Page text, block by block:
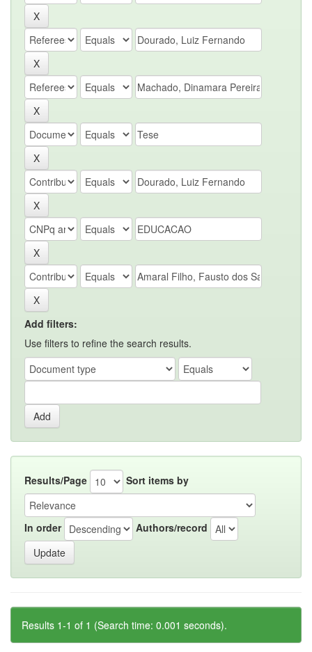
Add filters:
Use filters to refine the search results.
Results/Page Sort items by
In order Authors/record
Results 1-1 of 1 (Search time: 0.001 seconds).